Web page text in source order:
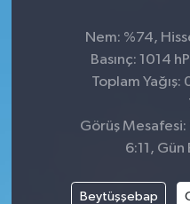
Nem: %74,
Basınç: 1014
Toplam Yağış:
Görüş
6:11, Gün
Beytüşşebap